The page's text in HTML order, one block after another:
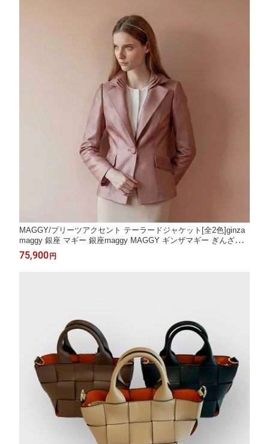
MAGGY/プリーツアクセント テーラードジャケット[全2色]ginza
maggy 銀座 マギー 銀座maggy MAGGY ギンザマギー ぎんざま
ぎー 送料無料 トレンド レディース ファッション 20代 30代 40代
プレゼント ギフト ラッピング無料
75,900 円